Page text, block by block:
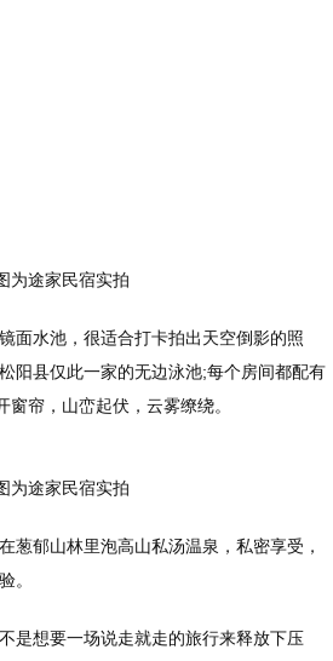
为途家民宿实拍
水池，很适合打卡拍出天空倒影的照
阳县仅此一家的无边泳池;每个房间都配有
帘，山峦起伏，云雾缭绕。
为途家民宿实拍
郁山林里泡高山私汤温泉，私密享受，
。
想要一场说走就走的旅行来释放下压